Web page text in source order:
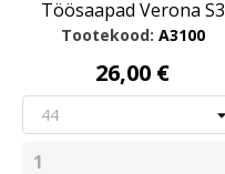
Töösaapad Verona S3
Tootekood: A3100
26,00 €